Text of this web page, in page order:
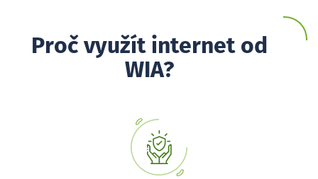
Proč využít internet od
WIA?